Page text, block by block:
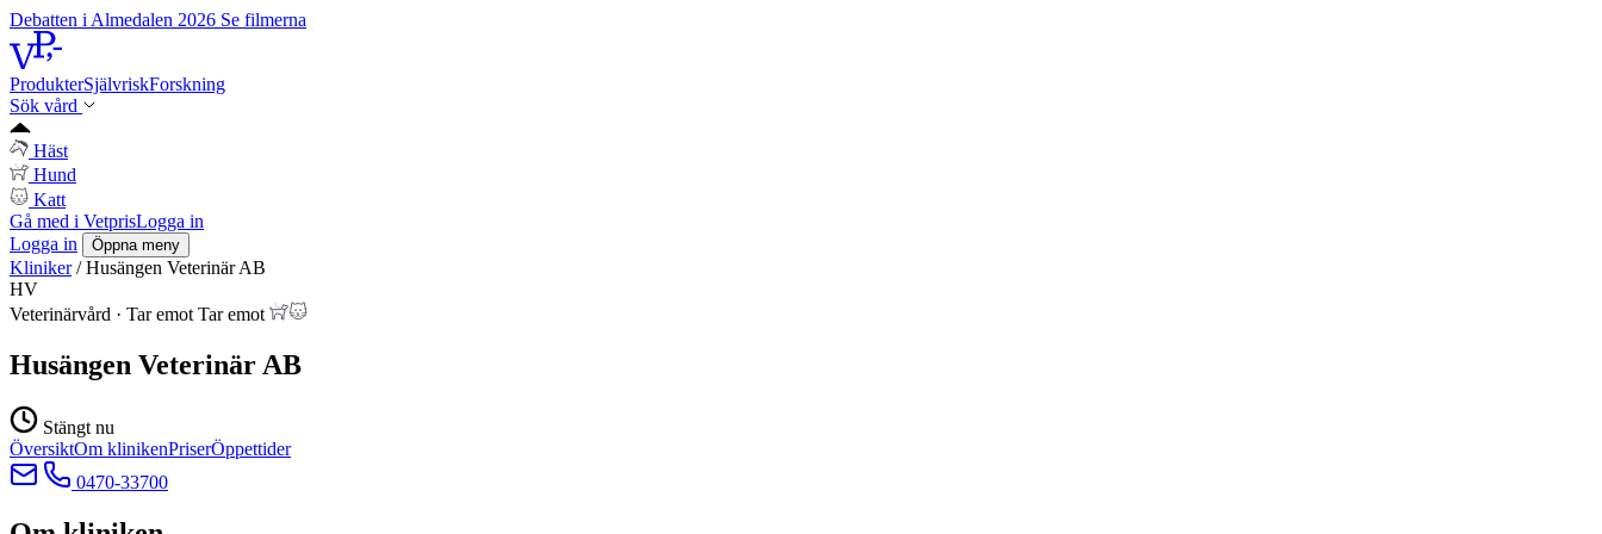
Debatten i Almedalen 2026 Se filmerna
ProdukterSjälvriskForskning
Sök vård
Häst
Hund
Katt
Gå med i VetprisLogga in
Logga in
Öppna meny
Kliniker / Husängen Veterinär AB
HV
Veterinärvård · Tar emot Tar emot
Husängen Veterinär AB
Stängt nu
ÖversiktOm klinikenPriserÖppettider
0470-33700